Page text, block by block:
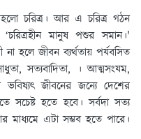
চরিত্র। আর এ চরিত্র গঠন
মানুষ পশুর সমান।'
না হলে জীবন ব্যর্থতায় পর্যবসিত
সত্যবাদিতা, । আত্মসংযম,
জীবনের জন্যে দেশের
সচেষ্ট হতে হবে। সর্বদা সত্য
মাধ্যমে এটা সম্ভব হতে পারে।